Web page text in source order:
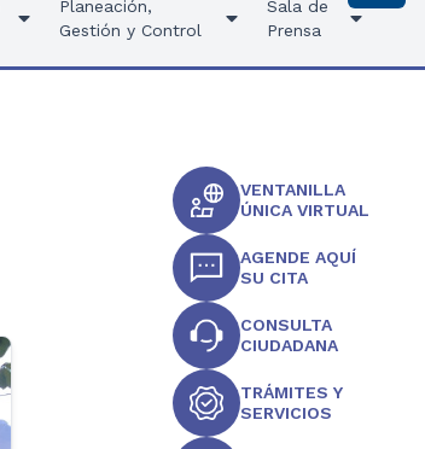
Planeación,
Gestión y Control
Sala de
Prensa
VENTANILLA
ÚNICA VIRTUAL
AGENDE AQUÍ
SU CITA
CONSULTA
CIUDADANA
TRÁMITES Y
SERVICIOS